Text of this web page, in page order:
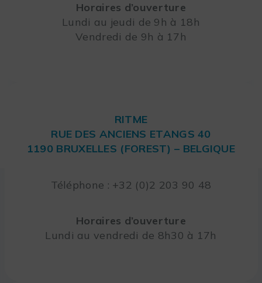
Horaires d’ouverture
Lundi au jeudi de 9h à 18h
Vendredi de 9h à 17h
RITME
RUE DES ANCIENS ETANGS 40
1190 BRUXELLES (FOREST) – BELGIQUE
Téléphone : +32 (0)2 203 90 48
Horaires d’ouverture
Lundi au vendredi de 8h30 à 17h